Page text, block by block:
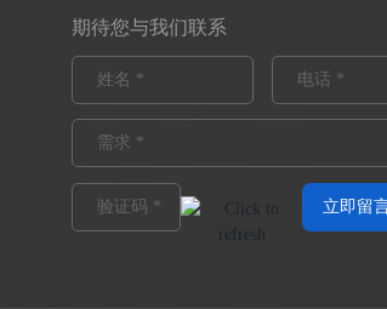
期待您与我们联系